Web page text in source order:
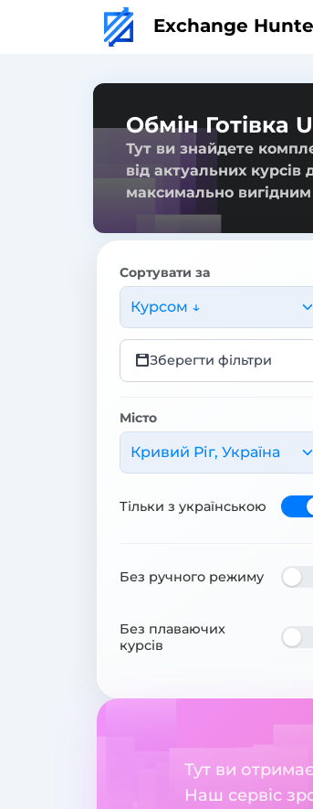
Exchange
Обмін Готівка
Тут ви знайдете
від актуальних
максимально
Сортувати за
Курсом ↓
Зберегти фільтри
Місто
Кривий Ріг, Україна
Тільки з українською
Без ручного режиму
Без плаваючих
курсів
Тут ви
Наш сервіс